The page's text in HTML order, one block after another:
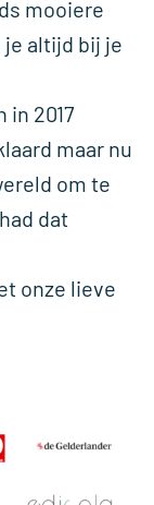
mooiere
je altijd bij je
2017
maar nu
om te
dat
onze lieve